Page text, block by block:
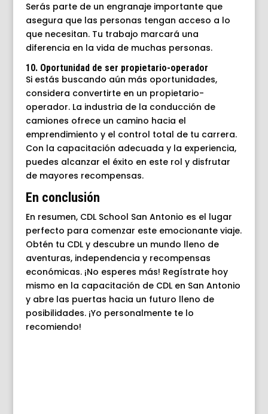
Serás parte de un engranaje importante que
asegura que las personas tengan acceso a lo
que necesitan. Tu trabajo marcará una
diferencia en la vida de muchas personas.
10. Oportunidad de ser propietario-operador
Si estás buscando aún más oportunidades,
considera convertirte en un propietario-
operador. La industria de la conducción de
camiones ofrece un camino hacia el
emprendimiento y el control total de tu carrera.
Con la capacitación adecuada y la experiencia,
puedes alcanzar el éxito en este rol y disfrutar
de mayores recompensas.
En conclusión
En resumen, CDL School San Antonio es el lugar
perfecto para comenzar este emocionante viaje.
Obtén tu CDL y descubre un mundo lleno de
aventuras, independencia y recompensas
económicas. ¡No esperes más! Regístrate hoy
mismo en la capacitación de CDL en San Antonio
y abre las puertas hacia un futuro lleno de
posibilidades. ¡Yo personalmente te lo
recomiendo!